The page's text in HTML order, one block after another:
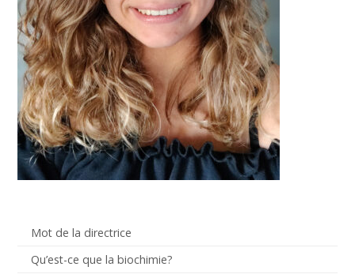
Mot de la directrice
Qu’est-ce que la biochimie?